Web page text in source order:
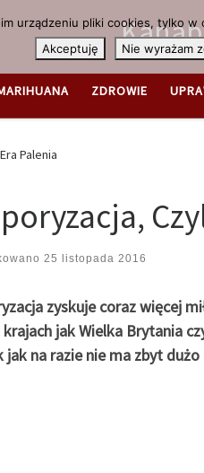
ZDROWIE
Palenia
25 listopada 2016
zyskuje coraz więcej
jak Wielka Brytania
jak na razie nie ma zbyt
urządzeniu pliki cookies, tylko
Akceptuję
Nie wyrażam